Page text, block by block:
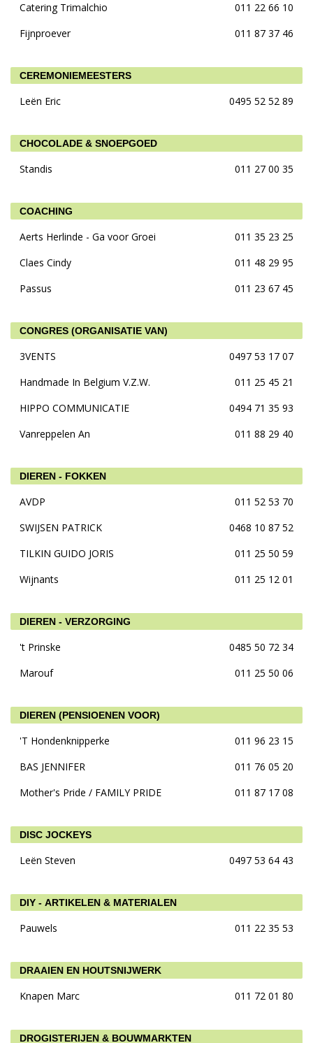
Catering Trimalchio
011 22 66 10
Fijnproever
011 87 37 46
CEREMONIEMEESTERS
Leën Eric 0495 52 52 89
CHOCOLADE & SNOEPGOED
Standis 011 27 00 35
COACHING
Aerts Herlinde - Ga voor Groei
011 35 23 25
Claes Cindy
011 48 29 95
Passus
011 23 67 45
CONGRES (ORGANISATIE VAN)
3VENTS
0497 53 17 07
Handmade In Belgium V.Z.W.
011 25 45 21
HIPPO COMMUNICATIE
0494 71 35 93
Vanreppelen An
011 88 29 40
DIEREN - FOKKEN
AVDP
011 52 53 70
SWIJSEN PATRICK
0468 10 87 52
TILKIN GUIDO JORIS
011 25 50 59
Wijnants
011 25 12 01
DIEREN - VERZORGING
't Prinske
0485 50 72 34
Marouf
011 25 50 06
DIEREN (PENSIOENEN VOOR)
'T Hondenknipperke
011 96 23 15
BAS JENNIFER
011 76 05 20
Mother's Pride / FAMILY PRIDE
011 87 17 08
DISC JOCKEYS
Leën Steven 0497 53 64 43
DIY - ARTIKELEN & MATERIALEN
Pauwels 011 22 35 53
DRAAIEN EN HOUTSNIJWERK
Knapen Marc 011 72 01 80
DROGISTERIJEN & BOUWMARKTEN